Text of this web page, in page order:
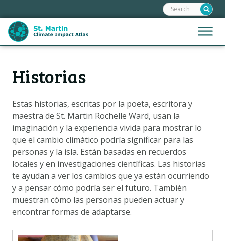
links
Jump
to
Jump
the
navigation
Jump
to
Menu
Frontend
search:
Historias
Estas historias, escritas por la poeta, escritora y
maestra de St. Martin Rochelle Ward, usan la
imaginación y la experiencia vivida para mostrar lo
que el cambio climático podría significar para las
personas y la isla. Están basadas en recuerdos
locales y en investigaciones científicas. Las historias
te ayudan a ver los cambios que ya están ocurriendo
y a pensar cómo podría ser el futuro. También
muestran cómo las personas pueden actuar y
encontrar formas de adaptarse.
Hoofdnavigatie
EXPLICACIONES DE LOS MAPAS
HISTORIAS
ESCENARIOS
IMPACTOS
OPCIONES DE ADAPTACIÓN
MetanavigatieHELPDESK
DESCARGAR DATOS